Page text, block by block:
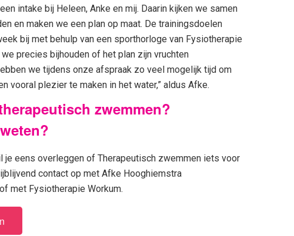
intake bij Heleen, Anke en mij. Daarin kijken we samen
en maken we een plan op maat. De trainingsdoelen
bij met behulp van een sporthorloge van Fysiotherapie
we precies bijhouden of het plan zijn vruchten
we tijdens onze afspraak zo veel mogelijk tijd om
vooral plezier te maken in het water,” aldus Afke.
zwemmen?
je eens overleggen of Therapeutisch zwemmen iets voor
contact op met Afke Hooghiemstra
of met Fysiotherapie Workum.